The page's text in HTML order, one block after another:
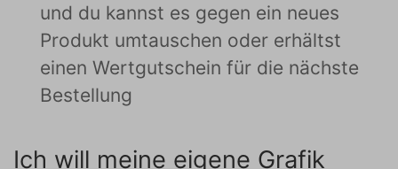
und du kannst es gegen ein neues
Produkt umtauschen oder erhältst
einen Wertgutschein für die nächste
Bestellung
Ich will meine eigene Grafik